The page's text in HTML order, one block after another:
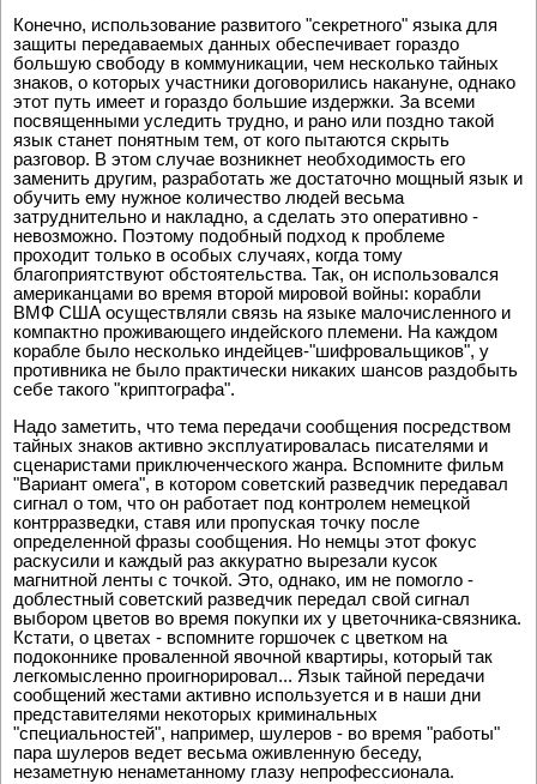
Конечно, использование развитого "секретного" языка для
защиты передаваемых данных обеспечивает гораздо
большую свободу в коммуникации, чем несколько тайных
знаков, о которых участники договорились накануне, однако
этот путь имеет и гораздо большие издержки. За всеми
посвященными уследить трудно, и рано или поздно такой
язык станет понятным тем, от кого пытаются скрыть
разговор. В этом случае возникнет необходимость его
заменить другим, разработать же достаточно мощный язык и
обучить ему нужное количество людей весьма
затруднительно и накладно, а сделать это оперативно -
невозможно. Поэтому подобный подход к проблеме
проходит только в особых случаях, когда тому
благоприятствуют обстоятельства. Так, он использовался
американцами во время второй мировой войны: корабли
ВМФ США осуществляли связь на языке малочисленного и
компактно проживающего индейского племени. На каждом
корабле было несколько индейцев-"шифровальщиков", у
противника не было практически никаких шансов раздобыть
себе такого "криптографа".
Надо заметить, что тема передачи сообщения посредством
тайных знаков активно эксплуатировалась писателями и
сценаристами приключенческого жанра. Вспомните фильм
"Вариант омега", в котором советский разведчик передавал
сигнал о том, что он работает под контролем немецкой
контрразведки, ставя или пропуская точку после
определенной фразы сообщения. Но немцы этот фокус
раскусили и каждый раз аккуратно вырезали кусок
магнитной ленты с точкой. Это, однако, им не помогло -
доблестный советский разведчик передал свой сигнал
выбором цветов во время покупки их у цветочника-связника.
Кстати, о цветах - вспомните горшочек с цветком на
подоконнике проваленной явочной квартиры, который так
легкомысленно проигнорировал... Язык тайной передачи
сообщений жестами активно используется и в наши дни
представителями некоторых криминальных
"специальностей", например, шулеров - во время "работы"
пара шулеров ведет весьма оживленную беседу,
незаметную ненаметанному глазу непрофессионала.